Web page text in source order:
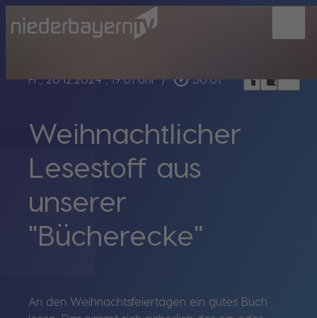
Fr., 20.12.2024, 19:01 Uhr / play_circle_outline 30:01 headphoneschrome_reader_modebookmark_border
Weihnachtlicher
Lesestoff aus
unserer
"Bücherecke"
An den Weihnachtsfeiertagen ein gutes Buch